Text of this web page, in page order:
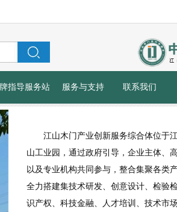
指导服务站 服务与支持 联系我们
江山木门产业创新服务综合体位于
山工业园，通过政府引导，企业主体、
以及专业机构共同参与，整合集聚各类
全力搭建集技术研发、创意设计、检验
识产权、科技金融、人才培训、技术市